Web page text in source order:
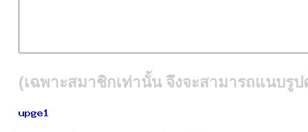
(เฉพาะสมาชิกเท่านั้น จึงจะสามารถแนบรู